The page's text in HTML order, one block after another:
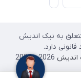
به نیک اندیش
دارد.
اندیش 2026 - 2025